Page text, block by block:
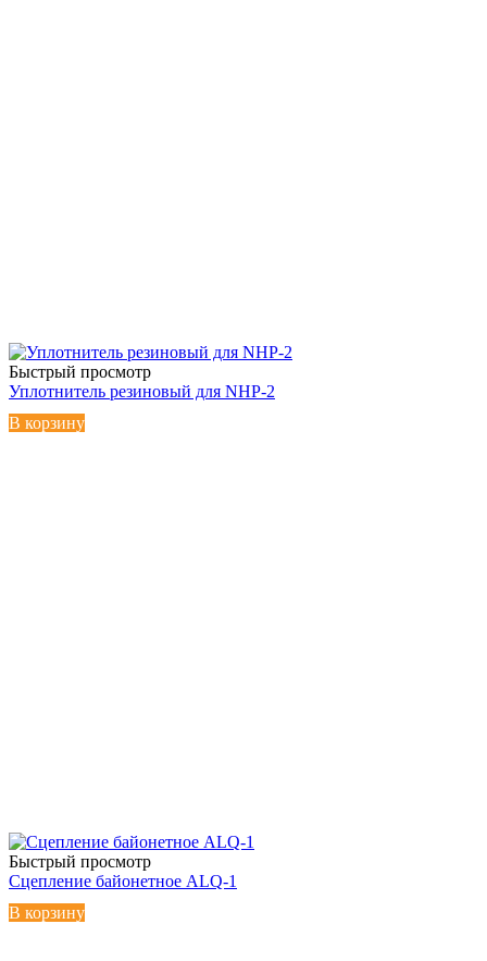
Быстрый просмотр
Уплотнитель резиновый для NHP-2
В корзину
Быстрый просмотр
Сцепление байонетное ALQ-1
В корзину